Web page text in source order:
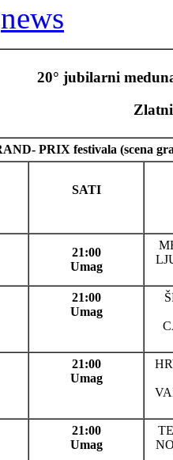
news
20° jubilarni
PRIX festivala (scena
SATI
21:00
Umag
21:00
Umag
21:00
Umag
21:00
Umag